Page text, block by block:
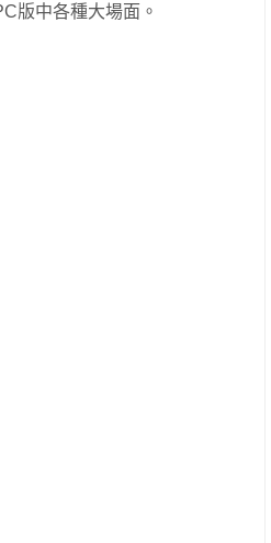
版中各種大場面。